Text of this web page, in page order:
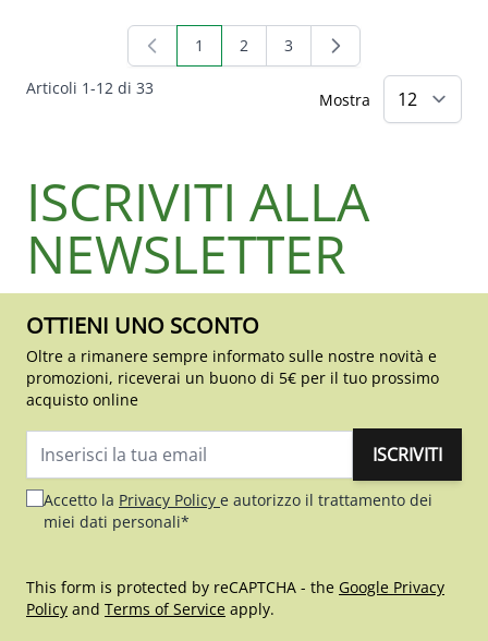
Articoli 1-12 di 33
Attualmente stai leggendo la pagina
1 Pagina
2 Pagina
3
Mostra
ISCRIVITI ALLA
NEWSLETTER
OTTIENI UNO SCONTO
Oltre a rimanere sempre informato sulle nostre novità e
promozioni, riceverai un buono di 5€ per il tuo prossimo
acquisto online
ISCRIVITI
Accetto la Privacy Policy e autorizzo il trattamento dei
miei dati personali*
This form is protected by reCAPTCHA - the Google Privacy
Policy and Terms of Service apply.